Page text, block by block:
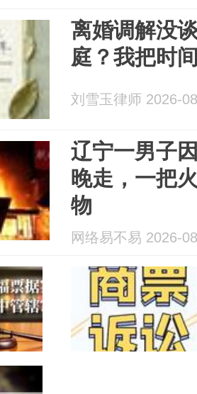
离婚调解没
庭？我把时
刘雪玉律师 2026-
辽宁一男子
晚走，一把
物
网络易不易 2026-